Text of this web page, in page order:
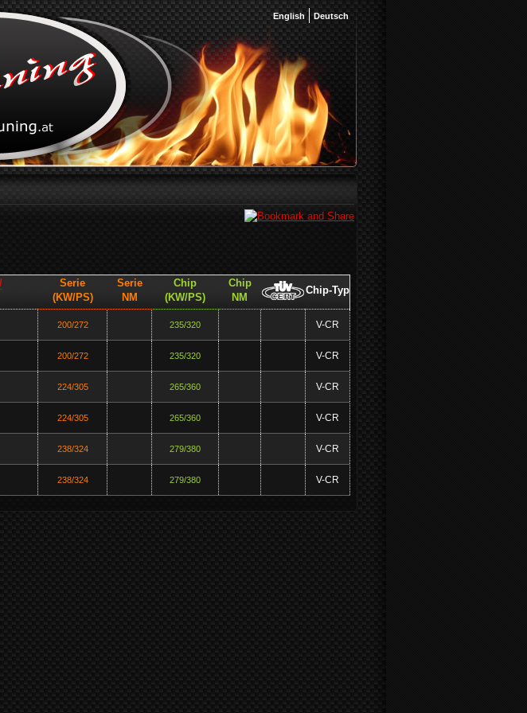
English Deutsch
Serie
(KW/PS)
Serie
NM
Chip
(KW/PS)
Chip
NM
Chip-Typ
200/272 235/320 V-CR
200/272 235/320 V-CR
224/305 265/360 V-CR
224/305 265/360 V-CR
238/324 279/380 V-CR
238/324 279/380 V-CR